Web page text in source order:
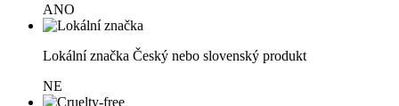
ANO
Lokální značka Český nebo slovenský produkt
NE